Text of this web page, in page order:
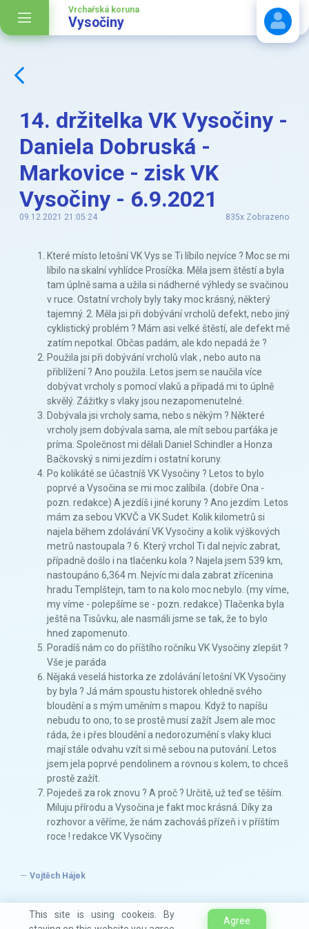
Vrchařská koruna
Vysočiny
14. držitelka VK Vysočiny -
Daniela Dobruská -
Markovice - zisk VK
Vysočiny - 6.9.2021
09.12.2021 21:05:24 835x Zobrazeno
Které místo letošní VK Vys se Ti líbilo nejvíce ? Moc se mi
líbilo na skalní vyhlídce Prosíčka. Měla jsem štěstí a byla
tam úplně sama a užila si nádherné výhledy se svačinou
v ruce. Ostatní vrcholy byly taky moc krásný, některý
tajemný. 2. Měla jsi při dobývání vrcholů defekt, nebo jiný
cyklistický problém ? Mám asi velké štěstí, ale defekt mě
zatím nepotkal. Občas padám, ale kdo nepadá že ?
Použila jsi při dobývání vrcholů vlak , nebo auto na
přiblížení ? Ano použila. Letos jsem se naučila více
dobývat vrcholy s pomocí vlaků a připadá mi to úplně
skvělý. Zážitky s vlaky jsou nezapomenutelné.
Dobývala jsi vrcholy sama, nebo s někým ? Některé
vrcholy jsem dobývala sama, ale mít sebou parťáka je
príma. Společnost mi dělali Daniel Schindler a Honza
Bačkovský s nimi jezdím i ostatní koruny.
Po kolikáté se účastníš VK Vysočiny ? Letos to bylo
poprvé a Vysočina se mi moc zalíbila. (dobře Ona -
pozn. redakce) A jezdíš i jiné koruny ? Ano jezdím. Letos
mám za sebou VKVČ a VK Sudet. Kolik kilometrů si
najela během zdolávání VK Vysočiny a kolik výškových
metrů nastoupala ? 6. Který vrchol Ti dal nejvíc zabrat,
případně došlo i na tlačenku kola ? Najela jsem 539 km,
nastoupáno 6,364 m. Nejvíc mi dala zabrat zřícenina
hradu Templštejn, tam to na kolo moc nebylo. (my víme,
my víme - polepšíme se - pozn. redakce) Tlačenka byla
ještě na Tisůvku, ale nasmáli jsme se tak, že to bylo
hned zapomenuto.
Poradíš nám co do příštího ročníku VK Vysočiny zlepšit ?
Vše je paráda
Nějaká veselá historka ze zdolávání letošní VK Vysočiny
by byla ? Já mám spoustu historek ohledně svého
bloudění a s mým uměním s mapou. Když to napíšu
nebudu to ono, to se prostě musí zažít Jsem ale moc
ráda, že i přes bloudění a nedorozumění s vlaky kluci
mají stále odvahu vzít si mě sebou na putování. Letos
jsem jela poprvé pendolinem a rovnou s kolem, to chceš
prostě zažít.
Pojedeš za rok znovu ? A proč ? Určitě, už teď se těším.
Miluju přírodu a Vysočina je fakt moc krásná. Díky za
rozhovor a věříme, že nám zachováš přízeň i v příštím
roce ! redakce VK Vysočiny
Vojtěch Hájek
This site is using cookeis. By
Agree